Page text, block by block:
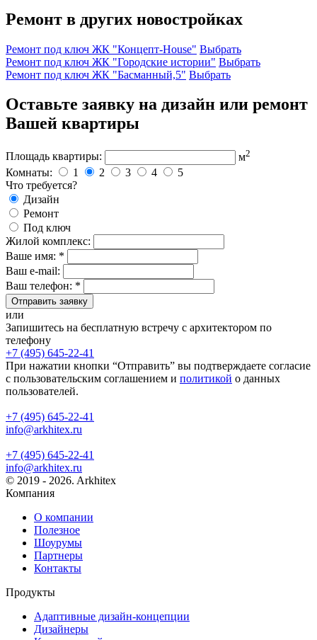
Ремонт в других новостройках
Ремонт под ключ ЖК "Концепт-House" Выбрать
Ремонт под ключ ЖК "Городские истории" Выбрать
Ремонт под ключ ЖК "Басманный,5" Выбрать
Оставьте заявку на дизайн или ремонт
Вашей квартиры
Площадь квартиры: м2
Комнаты: 1 2 3 4
5
Что требуется?
Дизайн
Ремонт
Под ключ
Жилой комплекс:
Ваше имя: *
Ваш e-mail:
Ваш телефон: *
Отправить заявку
или
Запишитесь на бесплатную встречу с архитектором по
телефону
+7 (495) 645-22-41
При нажатии кнопки “Отправить” вы подтверждаете согласие
с пользовательским соглашением и политикой о данных
пользователей.
+7 (495) 645-22-41
info@arkhitex.ru
+7 (495) 645-22-41
info@arkhitex.ru
© 2019 - 2026. Arkhitex
Компания
О компании
Полезное
Шоурумы
Партнеры
Контакты
Продукты
Адаптивные дизайн-концепции
Дизайнеры